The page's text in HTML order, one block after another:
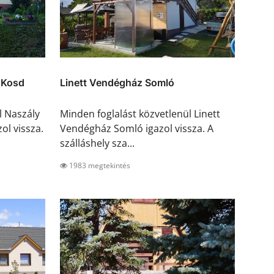
Naszály
vissza.
Linett Vendégház Somló
Minden foglalást közvetlenül Linett
Vendégház Somló igazol vissza. A
szálláshely sza...
1983 megtekintés